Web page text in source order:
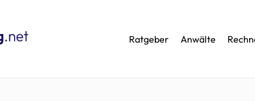
Ratgeber Anwälte